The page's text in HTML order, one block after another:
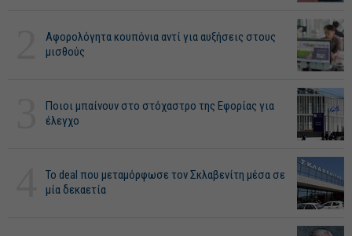
Αφορολόγητα κουπόνια αντί για αυξήσεις στους
μισθούς
Ποιοι μπαίνουν στο στόχαστρο της Εφορίας για
έλεγχο
Το deal που μεταμόρφωσε τον Σκλαβενίτη μέσα σε
μία δεκαετία